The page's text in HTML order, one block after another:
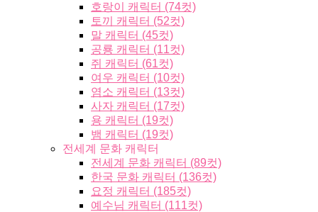
호랑이 캐릭터 (74컷)
토끼 캐릭터 (52컷)
말 캐릭터 (45컷)
공룡 캐릭터 (11컷)
쥐 캐릭터 (61컷)
여우 캐릭터 (10컷)
염소 캐릭터 (13컷)
사자 캐릭터 (17컷)
용 캐릭터 (19컷)
뱀 캐릭터 (19컷)
전세계 문화 캐릭터
전세계 문화 캐릭터 (89컷)
한국 문화 캐릭터 (136컷)
요정 캐릭터 (185컷)
예수님 캐릭터 (111컷)